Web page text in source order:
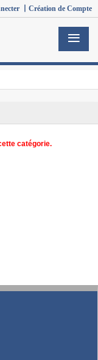
丨 Création de Compte
catégorie.